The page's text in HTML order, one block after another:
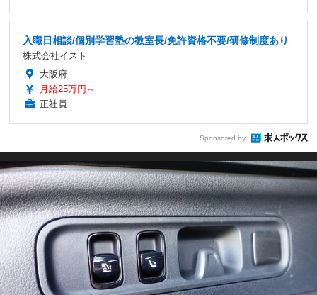
入職日相談/個別学習塾の教室長/免許資格不要/研修制度あり
株式会社イスト
大阪府
月給25万円～
正社員
Sponsored by